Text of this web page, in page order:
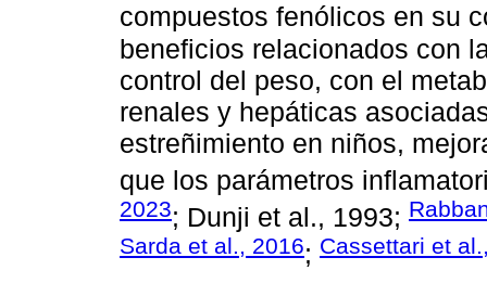
compuestos fenólicos en su
beneficios relacionados con
control del peso, con el
renales y hepáticas
estreñimiento en niños,
que los parámetros
2023; Dunji et al., 1993;
Sarda et al., 2016; Cassettari et